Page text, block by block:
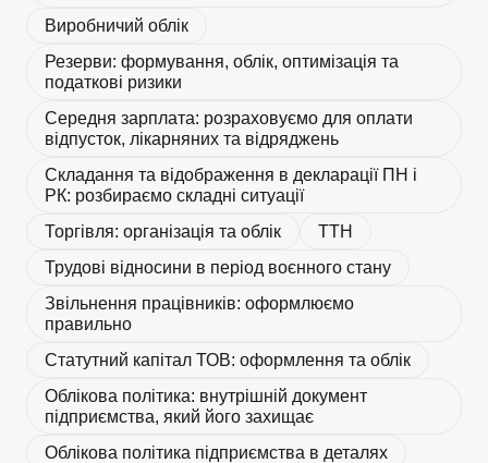
Виробничий облік
Резерви: формування, облік, оптимізація та
податкові ризики
Середня зарплата: розраховуємо для оплати
відпусток, лікарняних та відряджень
Складання та відображення в декларації ПН і
РК: розбираємо складні ситуації
Торгівля: організація та облік
ТТН
Трудові відносини в період воєнного стану
Звільнення працівників: оформлюємо
правильно
Статутний капітал ТОВ: оформлення та облік
Облікова політика: внутрішній документ
підприємства, який його захищає
Облікова політика підприємства в деталях